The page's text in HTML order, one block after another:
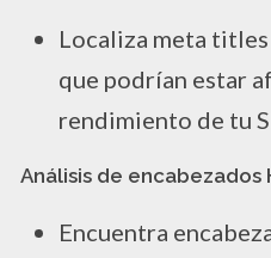
Localiza meta
que podrían estar
rendimiento de tu
Análisis de encabezados
Encuentra